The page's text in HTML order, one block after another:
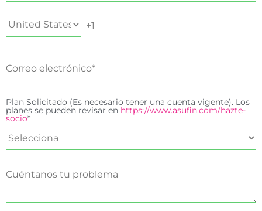
Plan Solicitado (Es necesario tener una cuenta vigente). Los
planes se pueden revisar en https://www.asufin.com/hazte-
socio*